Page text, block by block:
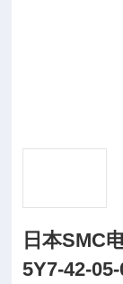
日本SMC
5Y7-42-